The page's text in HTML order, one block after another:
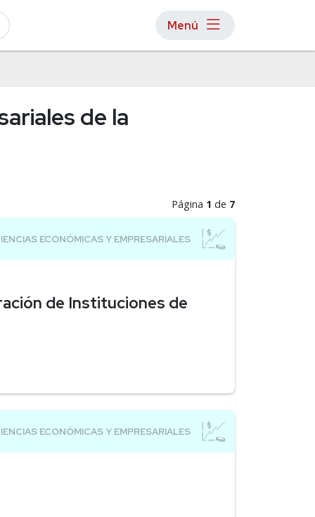
Menú
de la
Página 1 de 7
de Instituciones de